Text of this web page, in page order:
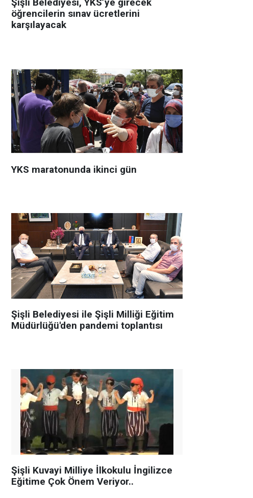
öğrencilerin sınav ücretlerini
karşılayacak
YKS maratonunda ikinci gün
Şişli Belediyesi ile Şişli Milliği Eğitim
Müdürlüğü'den pandemi toplantısı
Şişli Kuvayi Milliye İlkokulu İngilizce
Eğitime Çok Önem Veriyor..